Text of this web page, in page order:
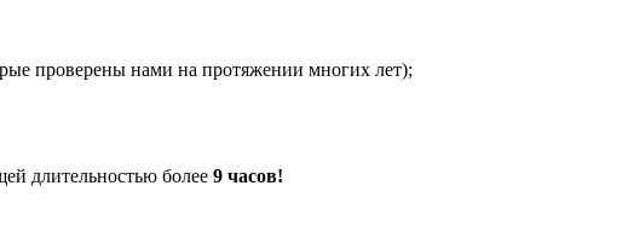
проверены нами на протяжении многих лет);
длительностью более 9 часов!